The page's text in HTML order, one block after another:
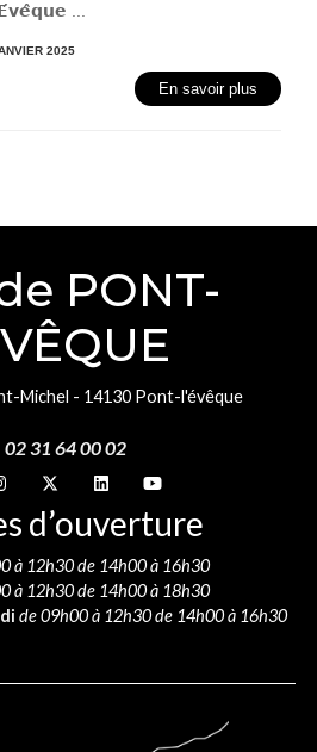
...
2025
En savoir plus
PONT-
Michel - 14130 Pont-l'évêque
02 31 64 00 02
surnous sur
Suivez-nous sur
Suivez-nous sur
Suivez-nous sur
d’ouverture
à 12h30 de 14h00 à 16h30
à 12h30 de 14h00 à 18h30
de 09h00 à 12h30 de 14h00 à 16h30